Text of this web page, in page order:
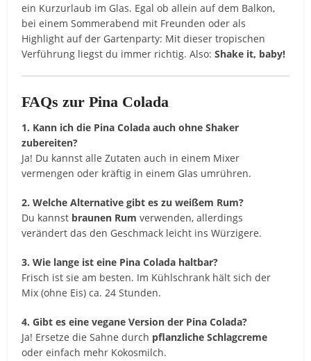
ein Kurzurlaub im Glas. Egal ob allein auf dem Balkon,
bei einem Sommerabend mit Freunden oder als
Highlight auf der Gartenparty: Mit dieser tropischen
Verführung liegst du immer richtig. Also:Shake it, baby!
FAQs zur Pina Colada
1. Kann ich die Pina Colada auch ohne Shaker
zubereiten?
Ja! Du kannst alle Zutaten auch in einem Mixer
vermengen oder kräftig in einem Glas umrühren.
2. Welche Alternative gibt es zu weißem Rum?
Du kannst braunen Rum verwenden, allerdings
verändert das den Geschmack leicht ins Würzigere.
3. Wie lange ist eine Pina Colada haltbar?
Frisch ist sie am besten. Im Kühlschrank hält sich der
Mix (ohne Eis) ca. 24 Stunden.
4. Gibt es eine vegane Version der Pina Colada?
Ja! Ersetze die Sahne durch pflanzliche Schlagcreme
oder einfach mehr Kokosmilch.